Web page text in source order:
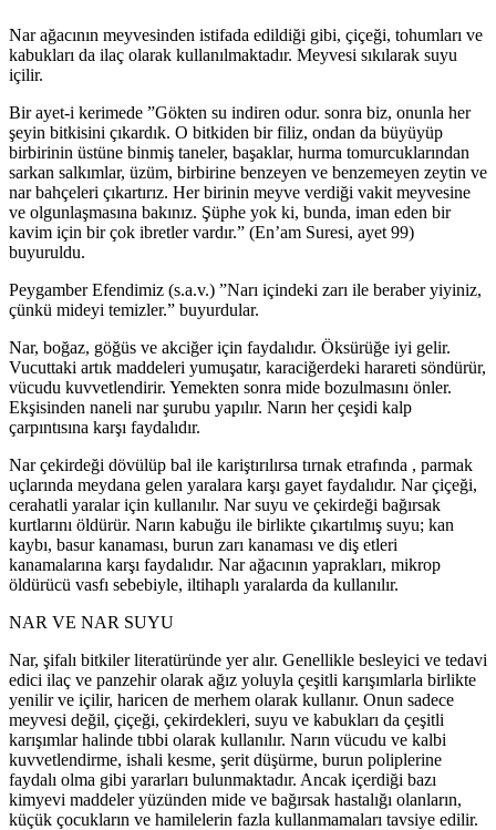
Nar ağacının meyvesinden istifada edildiği gibi, çiçeği, tohumları ve
kabukları da ilaç olarak kullanılmaktadır. Meyvesi sıkılarak suyu
içilir.
Bir ayet-i kerimede ”Gökten su indiren odur. sonra biz, onunla her
şeyin bitkisini çıkardık. O bitkiden bir filiz, ondan da büyüyüp
birbirinin üstüne binmiş taneler, başaklar, hurma tomurcuklarından
sarkan salkımlar, üzüm, birbirine benzeyen ve benzemeyen zeytin ve
nar bahçeleri çıkartırız. Her birinin meyve verdiği vakit meyvesine
ve olgunlaşmasına bakınız. Şüphe yok ki, bunda, iman eden bir
kavim için bir çok ibretler vardır.” (En’am Suresi, ayet 99)
buyuruldu.
Peygamber Efendimiz (s.a.v.) ”Narı içindeki zarı ile beraber yiyiniz,
çünkü mideyi temizler.” buyurdular.
Nar, boğaz, göğüs ve akciğer için faydalıdır. Öksürüğe iyi gelir.
Vucuttaki artık maddeleri yumuşatır, karaciğerdeki harareti söndürür,
vücudu kuvvetlendirir. Yemekten sonra mide bozulmasını önler.
Ekşisinden naneli nar şurubu yapılır. Narın her çeşidi kalp
çarpıntısına karşı faydalıdır.
Nar çekirdeği dövülüp bal ile kariştırılırsa tırnak etrafında , parmak
uçlarında meydana gelen yaralara karşı gayet faydalıdır. Nar çiçeği,
cerahatli yaralar için kullanılır. Nar suyu ve çekirdeği bağırsak
kurtlarını öldürür. Narın kabuğu ile birlikte çıkartılmış suyu; kan
kaybı, basur kanaması, burun zarı kanaması ve diş etleri
kanamalarına karşı faydalıdır. Nar ağacının yaprakları, mikrop
öldürücü vasfı sebebiyle, iltihaplı yaralarda da kullanılır.
NAR VE NAR SUYU
Nar, şifalı bitkiler literatüründe yer alır. Genellikle besleyici ve tedavi
edici ilaç ve panzehir olarak ağız yoluyla çeşitli karışımlarla birlikte
yenilir ve içilir, haricen de merhem olarak kullanır. Onun sadece
meyvesi değil, çiçeği, çekirdekleri, suyu ve kabukları da çeşitli
karışımlar halinde tıbbi olarak kullanılır. Narın vücudu ve kalbi
kuvvetlendirme, ishali kesme, şerit düşürme, burun poliplerine
faydalı olma gibi yararları bulunmaktadır. Ancak içerdiği bazı
kimyevi maddeler yüzünden mide ve bağırsak hastalığı olanların,
küçük çocukların ve hamilelerin fazla kullanmamaları tavsiye edilir.